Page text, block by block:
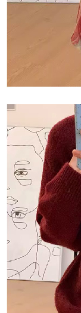
「AFTEE先享後付
４．使用「AFTEE
時審查核予不同之
請求用戶進行身份認
５．嚴禁一人註冊
恩沛科技股份有限
宅配
每筆NT$100，滿